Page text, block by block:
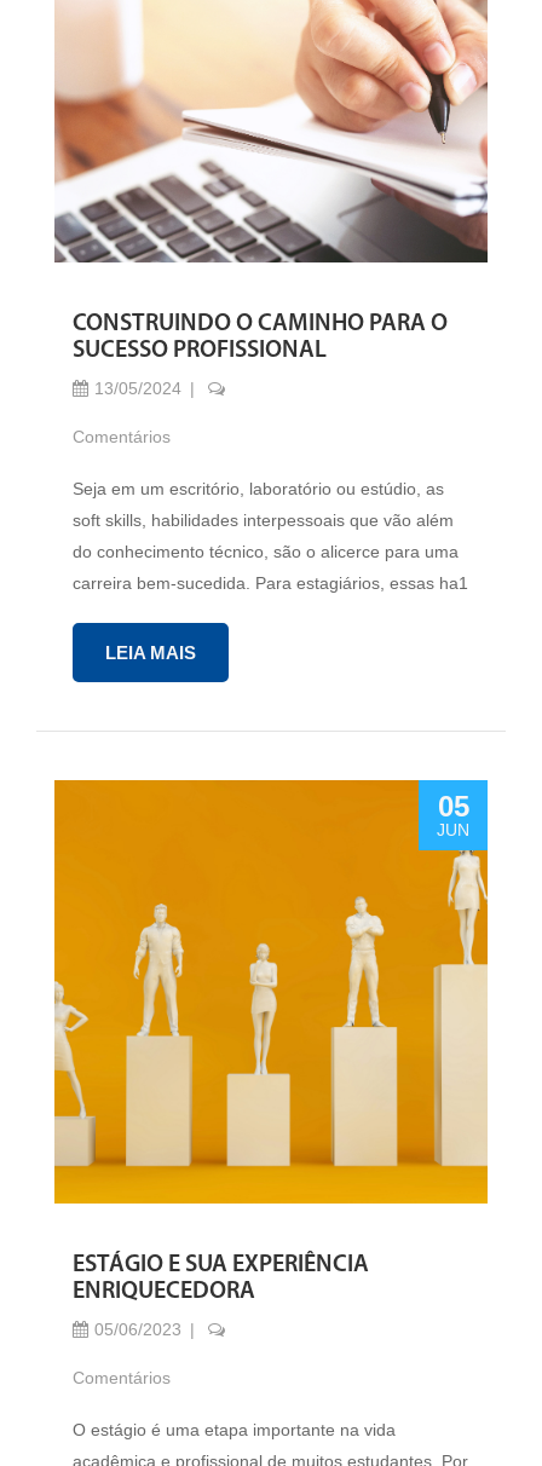
CONSTRUINDO O CAMINHO PARA O
SUCESSO PROFISSIONAL
13/05/2024
Comentários
Seja em um escritório, laboratório ou estúdio, as
soft skills, habilidades interpessoais que vão além
do conhecimento técnico, são o alicerce para uma
carreira bem-sucedida. Para estagiários, essas ha1
LEIA MAIS
05
JUN
ESTÁGIO E SUA EXPERIÊNCIA
ENRIQUECEDORA
05/06/2023
Comentários
O estágio é uma etapa importante na vida
acadêmica e profissional de muitos estudantes. Por